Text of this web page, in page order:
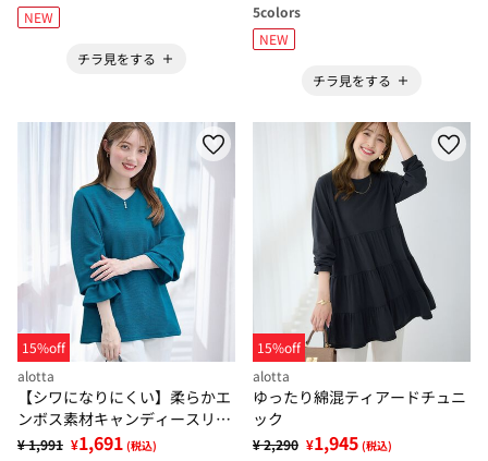
NEW
チラ見をする
5colors
NEW
チラ見をする
15%off
alotta
【シワになりにくい】柔らかエ
ンボス素材キャンディースリー
ブトップス
¥ 1,991 ¥1,691 (税込)
15%off
alotta
ゆったり綿混ティアードチュニ
ック
¥ 2,290 ¥1,945 (税込)